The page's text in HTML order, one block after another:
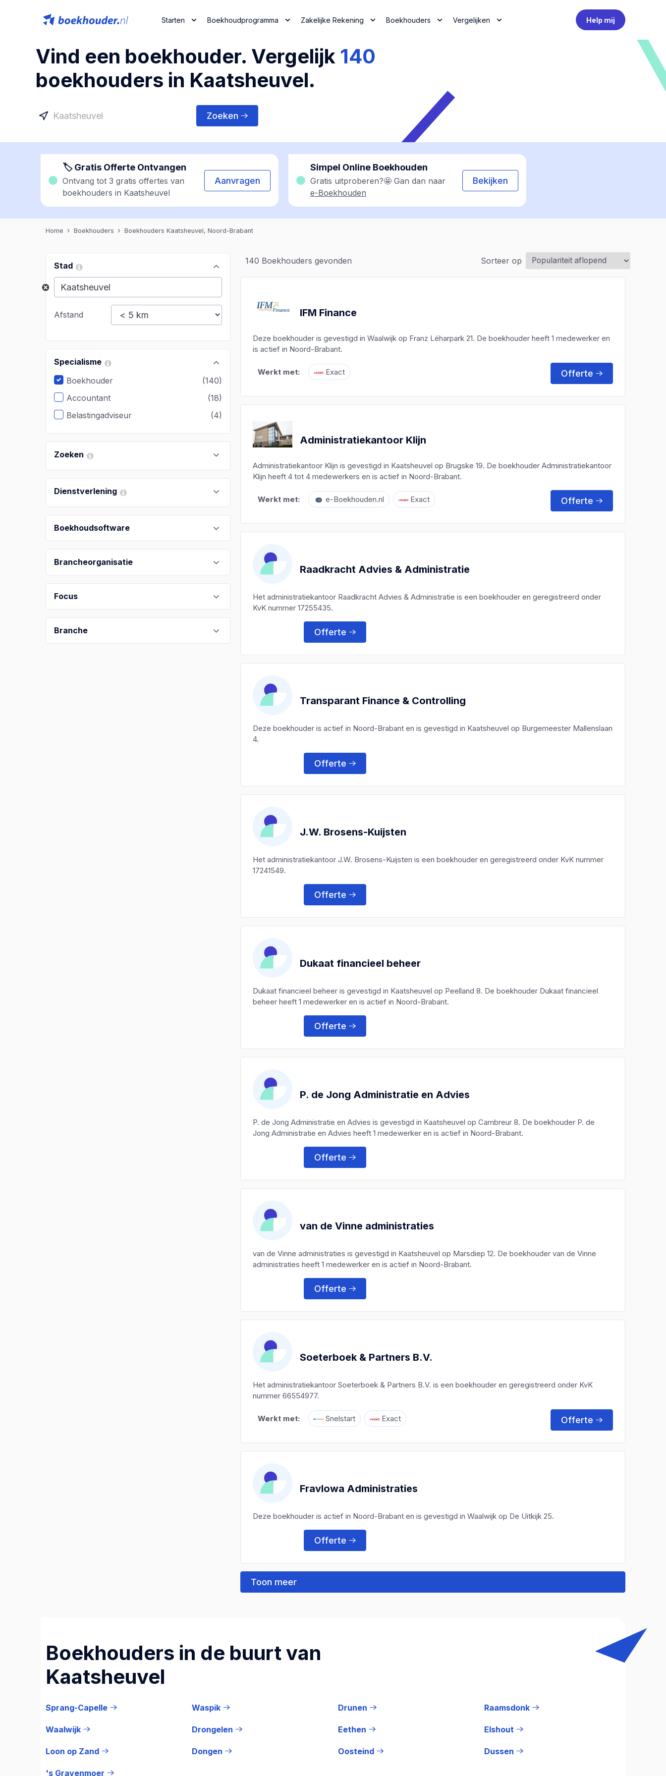
Starten Boekhoudprogramma Zakelijke Rekening Boekhouders Vergelijken Help mij
Vind een boekhouder. Vergelijk 140
boekhouders in Kaatsheuvel.
Zoeken
🏷 Gratis Offerte Ontvangen
Ontvang tot 3 gratis offertes van
boekhouders in Kaatsheuvel
Aanvragen
Simpel Online Boekhouden
Gratis uitproberen?🤩 Gan dan naar
e-Boekhouden
Bekijken
Home Boekhouders Boekhouders Kaatsheuvel, Noord-Brabant
Stad
Afstand
Specialisme
Boekhouder
(140)
Accountant
(18)
Belastingadviseur
(4)
Zoeken
Dienstverlening
Boekhoudsoftware
Brancheorganisatie
Focus
Branche
140 Boekhouders gevonden Sorteer op
IFM Finance
Deze boekhouder is gevestigd in Waalwijk op Franz Léharpark 21. De boekhouder heeft 1 medewerker en
is actief in Noord-Brabant.
Werkt met: Exact Offerte
Administratiekantoor Klijn
Administratiekantoor Klijn is gevestigd in Kaatsheuvel op Brugske 19. De boekhouder Administratiekantoor
Klijn heeft 4 tot 4 medewerkers en is actief in Noord-Brabant.
Werkt met: e-Boekhouden.nl Exact Offerte
Raadkracht Advies & Administratie
Het administratiekantoor Raadkracht Advies & Administratie is een boekhouder en geregistreerd onder
KvK nummer 17255435.
Offerte
Transparant Finance & Controlling
Deze boekhouder is actief in Noord-Brabant en is gevestigd in Kaatsheuvel op Burgemeester Mallenslaan
4.
Offerte
J.W. Brosens-Kuijsten
Het administratiekantoor J.W. Brosens-Kuijsten is een boekhouder en geregistreerd onder KvK nummer
17241549.
Offerte
Dukaat financieel beheer
Dukaat financieel beheer is gevestigd in Kaatsheuvel op Peelland 8. De boekhouder Dukaat financieel
beheer heeft 1 medewerker en is actief in Noord-Brabant.
Offerte
P. de Jong Administratie en Advies
P. de Jong Administratie en Advies is gevestigd in Kaatsheuvel op Cambreur 8. De boekhouder P. de
Jong Administratie en Advies heeft 1 medewerker en is actief in Noord-Brabant.
Offerte
van de Vinne administraties
van de Vinne administraties is gevestigd in Kaatsheuvel op Marsdiep 12. De boekhouder van de Vinne
administraties heeft 1 medewerker en is actief in Noord-Brabant.
Offerte
Soeterboek & Partners B.V.
Het administratiekantoor Soeterboek & Partners B.V. is een boekhouder en geregistreerd onder KvK
nummer 66554977.
Werkt met: Snelstart Exact Offerte
Fravlowa Administraties
Deze boekhouder is actief in Noord-Brabant en is gevestigd in Waalwijk op De Uitkijk 25.
Offerte
Toon meer
Boekhouders in de buurt van
Kaatsheuvel
Sprang-Capelle
Waalwijk
Loon op Zand
's Gravenmoer
Waspik
Drongelen
Dongen
Drunen
Eethen
Oosteind
Raamsdonk
Elshout
Dussen